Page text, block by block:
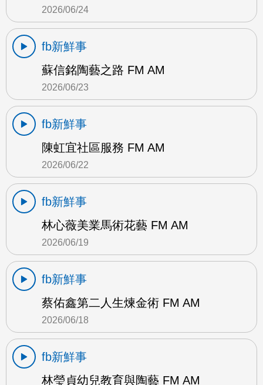
2026/06/24
fb新鮮事
蘇信銘陶藝之路 FM AM
2026/06/23
fb新鮮事
陳虹宜社區服務 FM AM
2026/06/22
fb新鮮事
林心薇美業馬術花藝 FM AM
2026/06/19
fb新鮮事
蔡佑鑫第二人生煉金術 FM AM
2026/06/18
fb新鮮事
林瑩貞幼兒教育與陶藝 FM AM